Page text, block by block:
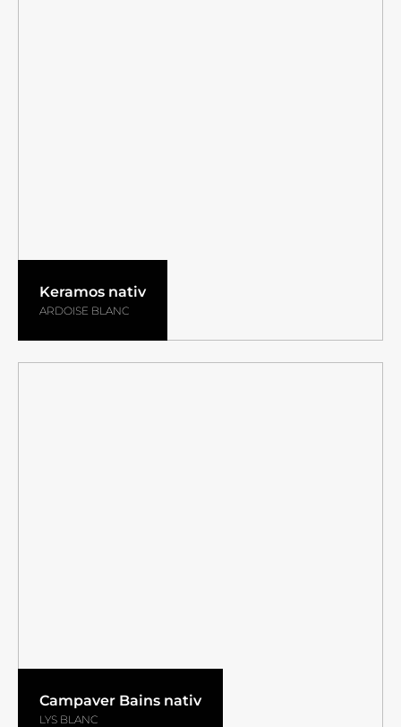
Keramos nativ
ARDOISE BLANC
Campaver Bains nativ
LYS BLANC